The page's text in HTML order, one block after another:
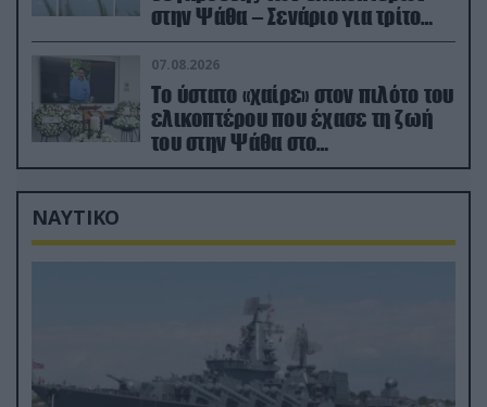
στην Ψάθα – Σενάριο για τρίτο
ελικόπτερο
07.08.2026
Το ύστατο «χαίρε» στον πιλότο του
ελικοπτέρου που έχασε τη ζωή
του στην Ψάθα στο
αποτεφρωτήριο Ριτσώνας
ΝΑΥΤΙΚΟ